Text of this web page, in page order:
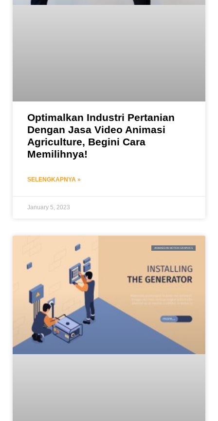
Optimalkan Industri Pertanian
Dengan Jasa Video Animasi
Agriculture, Begini Cara
Memilihnya!
SELENGKAPNYA »
January 5, 2023
ANIMASI DAN MOTION GRAPHICS